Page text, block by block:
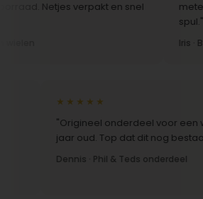
verpakt en snel
meteen weer
Iris · Bugaboo
★★★★★
"Origineel onderdeel voor een wagen
jaar oud. Top dat dit nog bestaat."
Dennis · Phil & Teds onderdeel